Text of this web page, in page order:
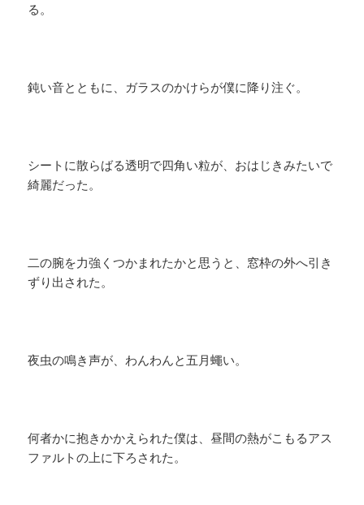
る。
鈍い音とともに、ガラスのかけらが僕に降り注ぐ。
シートに散らばる透明で四角い粒が、おはじきみたいで
綺麗だった。
二の腕を力強くつかまれたかと思うと、窓枠の外へ引き
ずり出された。
夜虫の鳴き声が、わんわんと五月蠅い。
何者かに抱きかかえられた僕は、昼間の熱がこもるアス
ファルトの上に下ろされた。